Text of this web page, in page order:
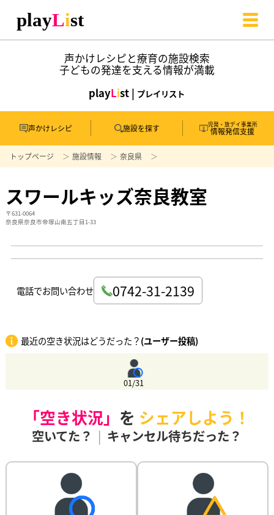
声かけレシピと療育の施設検索
子どもの発達を支える情報が満載
playList | プレイリスト
声かけレシピ 施設を探す 児発・放デイ事業所
情報発信支援
トップページ 施設情報 奈良県
スワールキッズ奈良教室
〒631-0064
奈良県奈良市帝塚山南五丁目1-33
電話でお問い合わせ 0742-31-2139
最近の空き状況はどうだった？(ユーザー投稿)
01/31
「空き状況」 を シェアしよう！
空いてた？ | キャンセル待ちだった？